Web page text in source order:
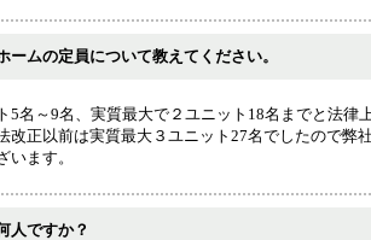
ームの定員について教えてください。
5名～9名、実質最大で２ユニット18名までと法律
改正以前は実質最大３ユニット27名でしたので弊
います。
人ですか？